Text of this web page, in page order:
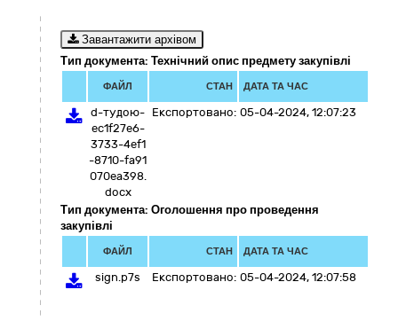
Завантажити архівом
Тип документа: Технічний опис предмету закупівлі
ФАЙЛ СТАН ДАТА ТА ЧАС
d-тудою-
ec1f27e6-
3733-4ef1
-8710-fa91
070ea398.
docx
Експортовано: 05-04-2024, 12:07:23
Тип документа: Оголошення про проведення
закупівлі
ФАЙЛ СТАН ДАТА ТА ЧАС
sign.p7s Експортовано: 05-04-2024, 12:07:58